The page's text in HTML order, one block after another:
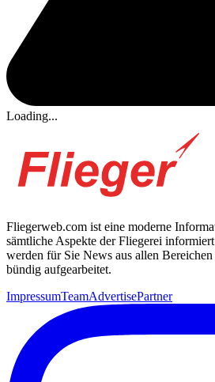
Loading...
Fliegerweb.com ist eine moderne
sämtliche Aspekte der Fliegerei
werden für Sie News aus allen
bündig aufgearbeitet.
ImpressumTeamAdvertisePartner